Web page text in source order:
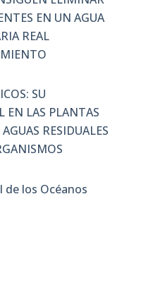
EN UN AGUA
REAL
SU
EN LAS PLANTAS
RESIDUALES
de los Océanos